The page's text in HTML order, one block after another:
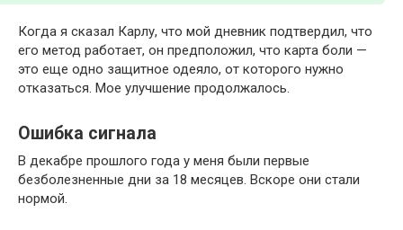
Когда я сказал Карлу, что мой дневник подтвердил, что
его метод работает, он предположил, что карта боли —
это еще одно защитное одеяло, от которого нужно
отказаться. Мое улучшение продолжалось.
Ошибка сигнала
В декабре прошлого года у меня были первые
безболезненные дни за 18 месяцев. Вскоре они стали
нормой.